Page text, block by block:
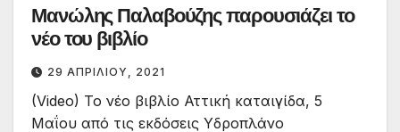
Μανώλης Παλαβούζης παρουσιάζει το
νέο του βιβλίο
29 ΑΠΡΙΛΊΟΥ, 2021
(Video) Το νέο βιβλίο Αττική καταιγίδα, 5
Μαΐου από τις εκδόσεις Υδροπλάνο